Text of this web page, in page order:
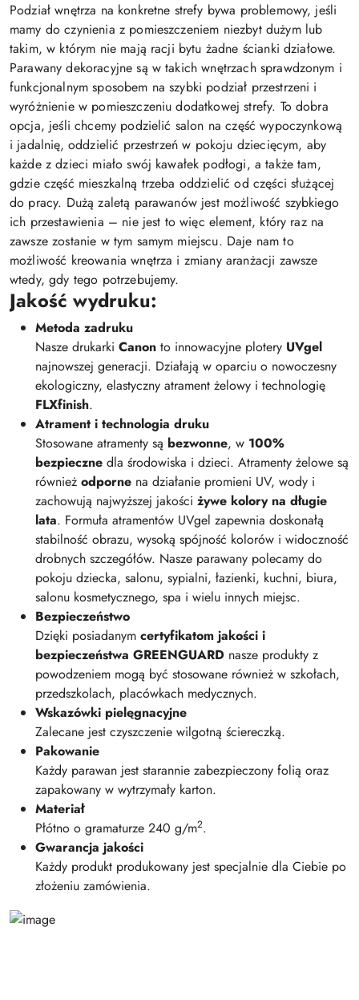
Podział wnętrza na konkretne strefy bywa problemowy, jeśli
mamy do czynienia z pomieszczeniem niezbyt dużym lub
takim, w którym nie mają racji bytu żadne ścianki działowe.
Parawany dekoracyjne są w takich wnętrzach sprawdzonym i
funkcjonalnym sposobem na szybki podział przestrzeni i
wyróżnienie w pomieszczeniu dodatkowej strefy. To dobra
opcja, jeśli chcemy podzielić salon na część wypoczynkową
i jadalnię, oddzielić przestrzeń w pokoju dziecięcym, aby
każde z dzieci miało swój kawałek podłogi, a także tam,
gdzie część mieszkalną trzeba oddzielić od części służącej
do pracy. Dużą zaletą parawanów jest możliwość szybkiego
ich przestawienia – nie jest to więc element, który raz na
zawsze zostanie w tym samym miejscu. Daje nam to
możliwość kreowania wnętrza i zmiany aranżacji zawsze
wtedy, gdy tego potrzebujemy.
Jakość wydruku:
Metoda zadruku
Nasze drukarki Canon to innowacyjne plotery UVgel
najnowszej generacji. Działają w oparciu o nowoczesny
ekologiczny, elastyczny atrament żelowy i technologię
FLXfinish.
Atrament i technologia druku
Stosowane atramenty są bezwonne, w 100%
bezpieczne dla środowiska i dzieci. Atramenty żelowe są
również odporne na działanie promieni UV, wody i
zachowują najwyższej jakości żywe kolory na długie
lata. Formuła atramentów UVgel zapewnia doskonałą
stabilność obrazu, wysoką spójność kolorów i widoczność
drobnych szczegółów. Nasze parawany polecamy do
pokoju dziecka, salonu, sypialni, łazienki, kuchni, biura,
salonu kosmetycznego, spa i wielu innych miejsc.
Bezpieczeństwo
Dzięki posiadanym certyfikatom jakości i
bezpieczeństwa GREENGUARD nasze produkty z
powodzeniem mogą być stosowane również w szkołach,
przedszkolach, placówkach medycznych.
Wskazówki pielęgnacyjne
Zalecane jest czyszczenie wilgotną ściereczką.
Pakowanie
Każdy parawan jest starannie zabezpieczony folią oraz
zapakowany w wytrzymały karton.
Materiał
Płótno o gramaturze 240 g/m2.
Gwarancja jakości
Każdy produkt produkowany jest specjalnie dla Ciebie po
złożeniu zamówienia.